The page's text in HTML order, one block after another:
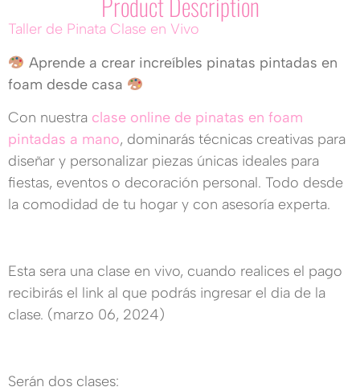
Taller de Pinata Clase en Vivo
Aprende a crear increíbles pinatas pintadas en
foam desde casa
Con nuestra clase online de pinatas en foam
pintadas a mano, dominarás técnicas creativas para
diseñar y personalizar piezas únicas ideales para
fiestas, eventos o decoración personal. Todo desde
la comodidad de tu hogar y con asesoría experta.
Esta sera una clase en vivo, cuando realices el pago
recibirás el link al que podrás ingresar el dia de la
clase. (marzo 06, 2024)
Serán dos clases: